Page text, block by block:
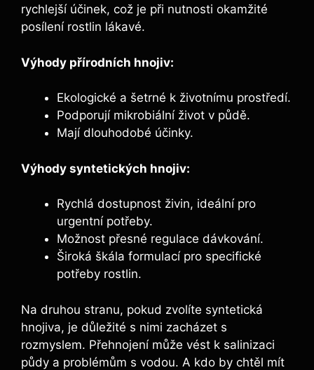
rychlejší účinek, což je ⁢při nutnosti​ okamžité
posílení ⁣rostlin⁢ lákavé.
Výhody‌ přírodních‌ hnojiv:
Ekologické a šetrné k životnímu prostředí.
Podporují mikrobiální život⁤ v půdě.
Mají dlouhodobé účinky.
Výhody syntetických hnojiv:
Rychlá dostupnost⁢ živin, ideální pro
urgentní ​potřeby.
Možnost přesné regulace dávkování.
Široká škála formulací ⁣pro​ specifické
potřeby rostlin.
Na druhou ⁤stranu, pokud zvolíte⁤ syntetická​
hnojiva, je důležité s⁣ nimi ‌zacházet s
rozmyslem.⁣ Přehnojení může​ vést k ‌salinizaci
půdy a problémům s vodou. A kdo by⁢ chtěl ‌mít